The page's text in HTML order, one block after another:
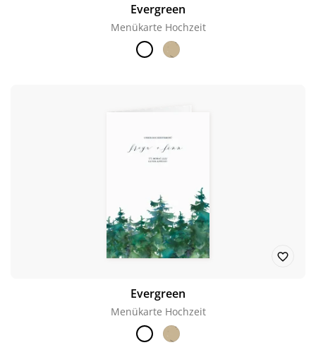
Evergreen
Menükarte Hochzeit
Evergreen
Menükarte Hochzeit